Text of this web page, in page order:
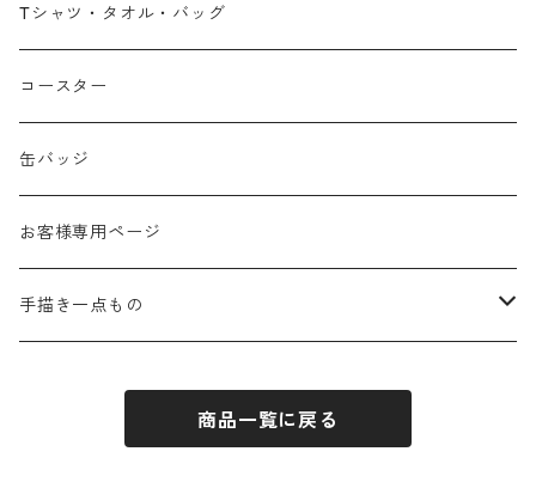
広島弁
春
夏
秋
冬
Tシャツ・タオル・バッグ
コースター
缶バッジ
お客様専用ページ
手描き一点もの
手描きウォールポケット
商品一覧に戻る